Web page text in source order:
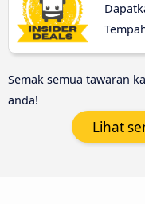
Semak semua tawaran
anda!
Lihat